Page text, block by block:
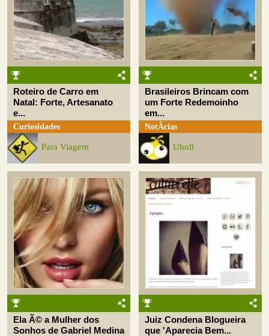
Roteiro de Carro em
Natal: Forte, Artesanato
e...
Curiosidades
Para Viagem
Brasileiros Brincam com
um Forte Redemoinho
em...
NotÃ­cias
Uhull
Ela Ã© a Mulher dos
Sonhos de Gabriel Medina
Juiz Condena Blogueira
que 'Aparecia Bem...